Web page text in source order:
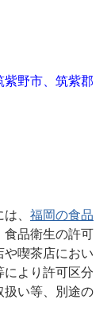
紫野市、筑紫郡
、 福岡の食品
食品衛生の許可
や喫茶店におい
により許可区分
扱い等、別途の